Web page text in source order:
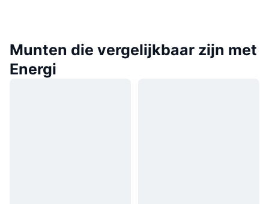
Munten die vergelijkbaar zijn met
Energi